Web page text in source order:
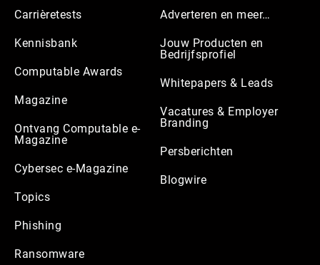
Carrièretests
Kennisbank
Computable Awards
Magazine
Ontvang Computable e-
Magazine
Cybersec e-Magazine
Topics
Phishing
Ransomware
Adverteren en meer…
Jouw Producten en
Bedrijfsprofiel
Whitepapers & Leads
Vacatures & Employer
Branding
Persberichten
Blogwire